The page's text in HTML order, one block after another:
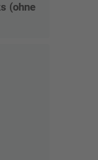
(ohne